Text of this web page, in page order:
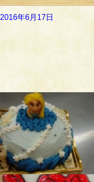
2016年6月17日